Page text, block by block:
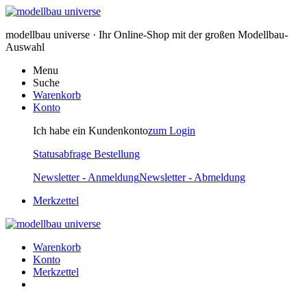
modellbau universe · Ihr Online-Shop mit der großen Modellbau-
Auswahl
Menu
Suche
Warenkorb
Konto
Ich habe ein Kundenkontozum Login
Statusabfrage Bestellung
Newsletter - AnmeldungNewsletter - Abmeldung
Merkzettel
Warenkorb
Konto
Merkzettel